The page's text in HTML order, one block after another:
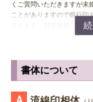
銀行印の男性用は、16.5ミ
小さ目の10.5ミリが無難か
すめです。
※実印・銀行印・認印の表
くご質問いただきますが未
ことがありますので銀行印
できます。都道府県により
が書いてあるのか読めるほ
出すならテンショ体、味わ
書体について